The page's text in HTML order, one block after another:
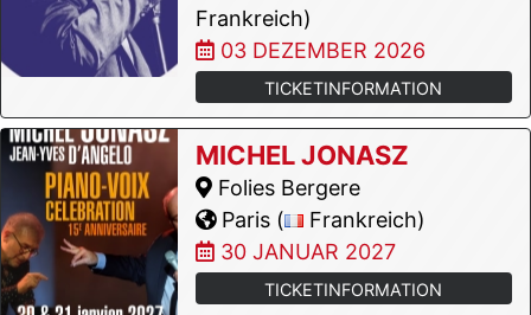
Frankreich)
03 DEZEMBER 2026
TICKETINFORMATION
MICHEL JONASZ
Folies Bergere
Paris (
Frankreich)
30 JANUAR 2027
TICKETINFORMATION